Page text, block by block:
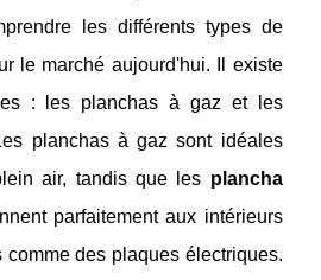
les différents types de
le marché aujourd'hui. Il existe
: les planchas à gaz et les
planchas à gaz sont idéales
air, tandis que les plancha
parfaitement aux intérieurs
des plaques électriques.